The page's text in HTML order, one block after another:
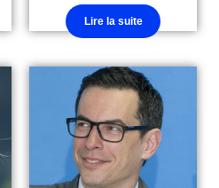
Lire la suite